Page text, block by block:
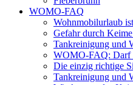
WOMO-FAQ
Wohnmobilurlaub
Gefahr durch
Tankreinigung und
WOMO-FAQ: Darf
Die einzig richtige
Tankreinigung und